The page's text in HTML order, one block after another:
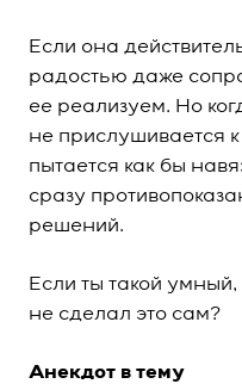
Если она
радостью даже
ее реализуем. Но
не прислушивается
пытается как бы
сразу
решений.
Если ты такой
не сделал это сам?
Анекдот в тему